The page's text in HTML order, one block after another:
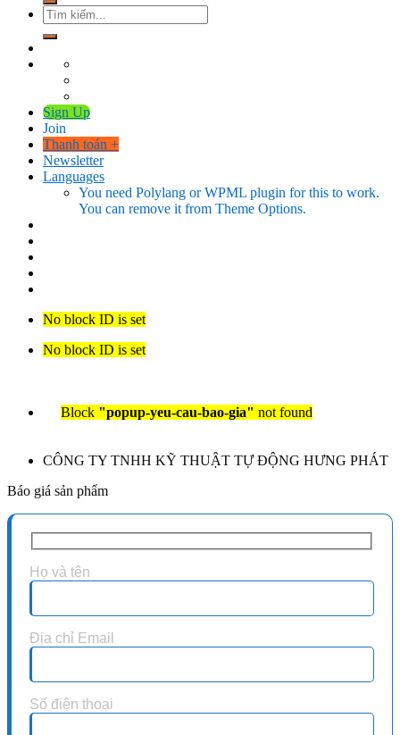
Tìm
kiếm:
Sign Up
Join
Thanh toán +
Newsletter
Languages
You need Polylang or WPML plugin for this to work.
You can remove it from Theme Options.
No block ID is set
No block ID is set
Block "popup-yeu-cau-bao-gia" not found
CÔNG TY TNHH KỸ THUẬT TỰ ĐỘNG HƯNG PHÁT
Báo giá sản phẩm
Họ và tên
Địa chỉ Email
Số điện thoại